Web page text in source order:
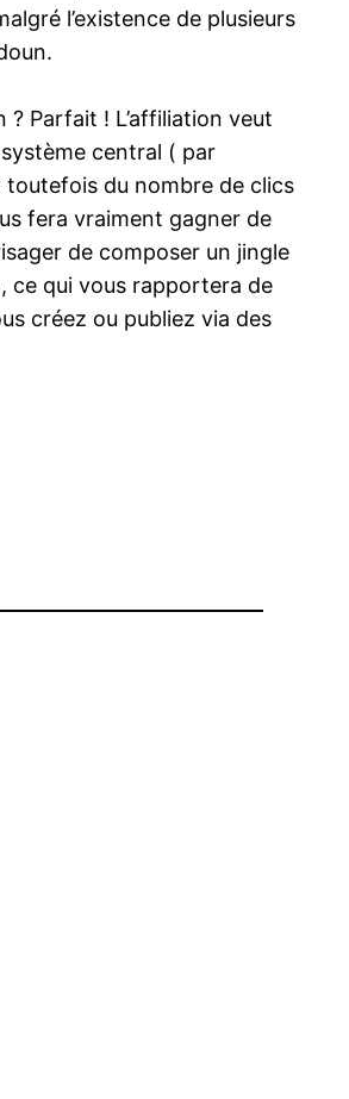
l’existence de plusieurs
Parfait ! L’affiliation veut
central ( par
du nombre de clics
fera vraiment gagner de
de composer un jingle
ce qui vous rapportera de
créez ou publiez via des